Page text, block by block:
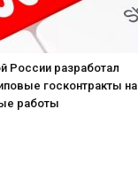
России разработал
госконтракты на
работы